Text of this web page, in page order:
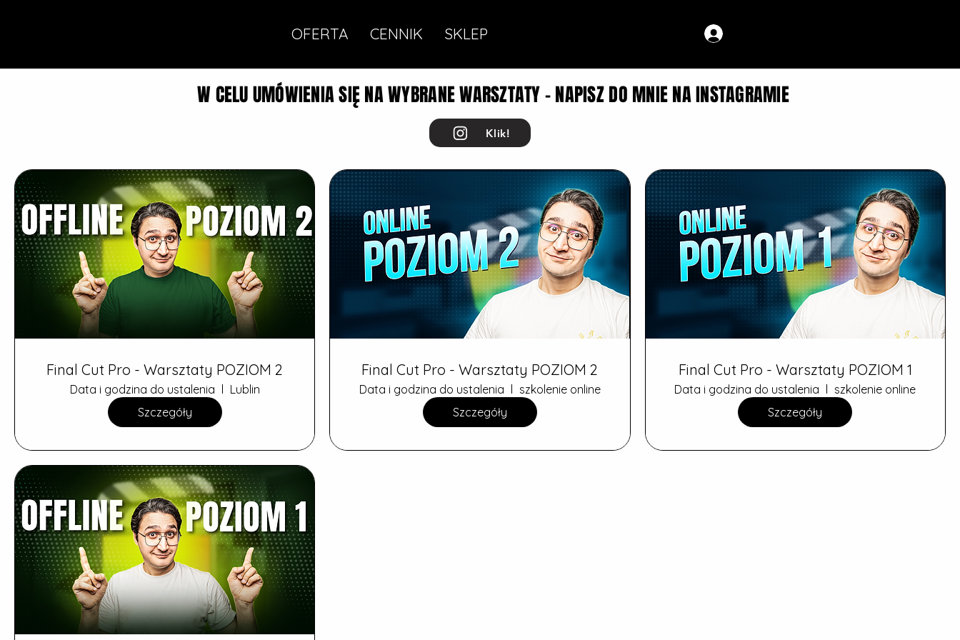
OFERTA CENNIK SKLEP
W CELU UMÓWIENIA SIĘ NA WYBRANE WARSZTATY - NAPISZ DO MNIE NA INSTAGRAMIE
Klik!
Final Cut Pro - Warsztaty POZIOM 2
Data i godzina do ustalenia
Lublin
Szczegóły
Final Cut Pro - Warsztaty POZIOM 2
Data i godzina do ustalenia
szkolenie online
Szczegóły
Final Cut Pro - Warsztaty POZIOM 1
Data i godzina do ustalenia
szkolenie online
Szczegóły